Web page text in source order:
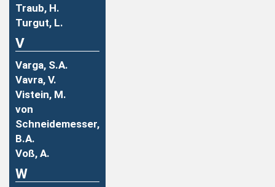
Traub, H.
Turgut, L.
V
Varga, S.A.
Vavra, V.
Vistein, M.
von
Schneidemesser,
B.A.
Voß, A.
W